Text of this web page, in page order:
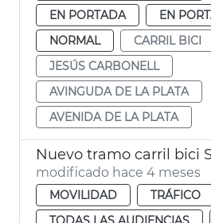
EN PORTADA
EN
NORMAL
CARRIL BICI
JESÚS CARBONELL
AVINGUDA DE LA PLATA
AVENIDA DE LA PLATA
modificado hace 4 meses
MOVILIDAD
TRÁFICO